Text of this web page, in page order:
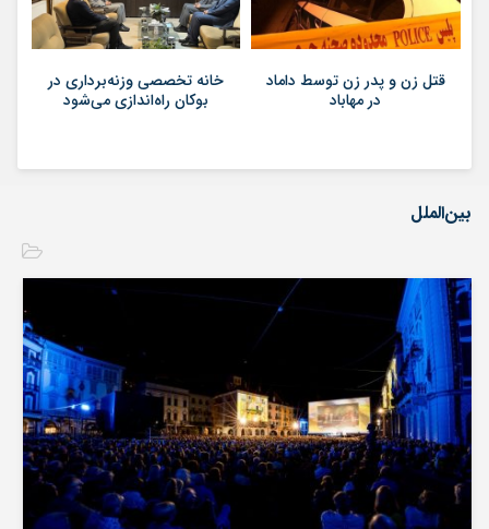
قتل زن و پدر زن توسط داماد
در مهاباد
خانه تخصصی وزنه‌برداری در
بوکان راه‌اندازی می‌شود
بین‌الملل